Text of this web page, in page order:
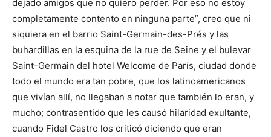
dejado amigos que no quiero perder. Por eso no estoy
completamente contento en ninguna parte”, creo que ni
siquiera en el barrio Saint-Germain-des-Prés y las
buhardillas en la esquina de la rue de Seine y el bulevar
Saint-Germain del hotel Welcome de París, ciudad donde
todo el mundo era tan pobre, que los latinoamericanos
que vivían allí, no llegaban a notar que también lo eran, y
mucho; contrasentido que les causó hilaridad exultante,
cuando Fidel Castro los criticó diciendo que eran